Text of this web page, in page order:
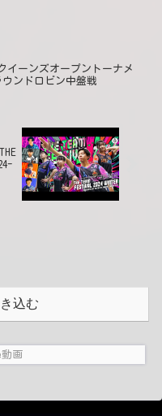
イーンズオープントーナメ
ンドロビン中盤戦
込む
画